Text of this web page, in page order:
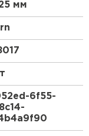
внешний
природным
мм
6f55-